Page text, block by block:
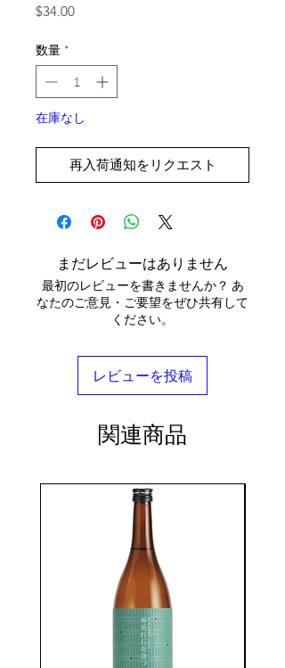
$34.00価格
数量 *
在庫なし
再入荷通知をリクエスト
まだレビューはありません
最初のレビューを書きませんか？ あ
なたのご意見・ご要望をぜひ共有して
ください。
レビューを投稿
関連商品